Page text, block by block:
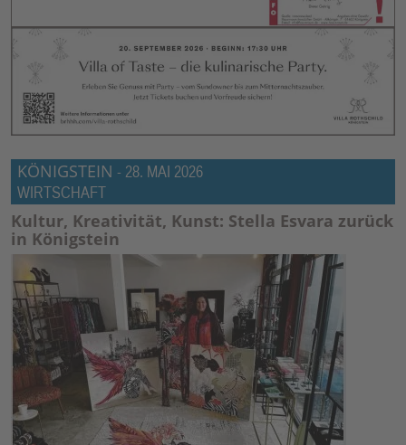
KÖNIGSTEIN - 28. MAI 2026
WIRTSCHAFT
Kultur, Kreativität, Kunst: Stella Esvara zurück
in Königstein